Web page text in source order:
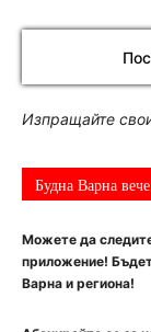
Изпращайте
Будна Варна
Можете да
приложение!
Варна и региона!